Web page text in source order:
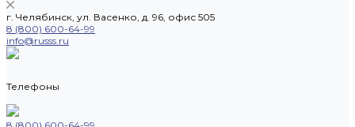
г. Челябинск, ул. Васенко, д. 96, офис 505
8 (800) 600-64-99
info@russs.ru
Телефоны